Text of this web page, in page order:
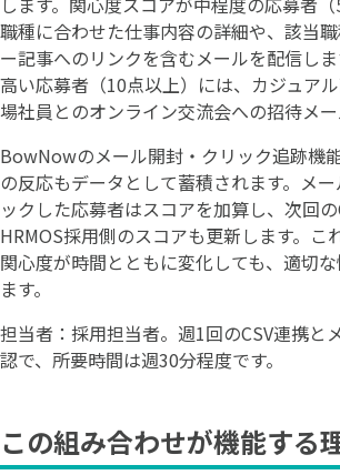
職種に合わせた仕事内容の詳細や、該当
ー記事へのリンクを含むメールを配信し
高い応募者（10点以上）には、カジュア
場社員とのオンライン交流会への招待メー
BowNowのメール開封・クリック追跡機
の反応もデータとして蓄積されます。メ
ックした応募者はスコアを加算し、次回
HRMOS採用側のスコアも更新します。こ
関心度が時間とともに変化しても、適切
ます。
担当者：採用担当者。週1回のCSV連携と
認で、所要時間は週30分程度です。
この組み合わせが機能する